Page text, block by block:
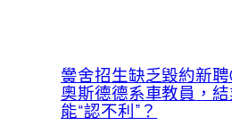
黌舍招生缺乏毀約新聘
奧斯德德系車教員，
能“認不利”？